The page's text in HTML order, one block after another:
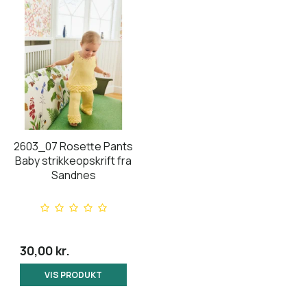
2603_07 Rosette Pants
Baby strikkeopskrift fra
Sandnes
30,00 kr.
VIS PRODUKT